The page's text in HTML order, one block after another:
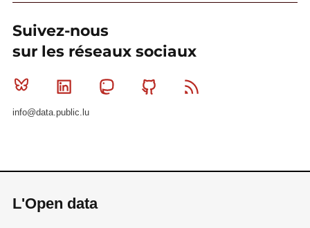
Suivez-nous
sur les réseaux sociaux
Bluesky Linkedin MastodonGithub
info@data.public.lu
L'Open data